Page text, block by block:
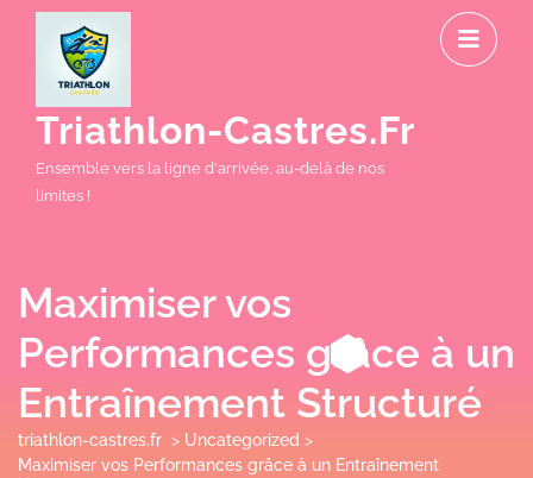
Triathlon-Castres.fr
Ensemble vers la ligne d'arrivée, au-delà de nos
limites !
Maximiser vos
Performances grâce à un
Entraînement Structuré
triathlon-castres.fr > Uncategorized >
Maximiser vos Performances grâce à un Entraînement